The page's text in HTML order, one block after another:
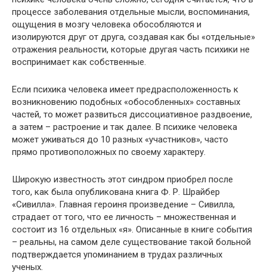
процессе заболевания отдельные мысли, воспоминания,
ощущения в мозгу человека обособляются и
изолируются друг от друга, создавая как бы «отдельные»
отражения реальности, которые другая часть психики не
воспринимает как собственные.
Если психика человека имеет предрасположенность к
возникновению подобных «обособленных» составных
частей, то может развиться диссоциативное раздвоение,
а затем – растроение и так далее. В психике человека
может уживаться до 10 разных «участников», часто
прямо противоположных по своему характеру.
Широкую известность этот синдром приобрел после
того, как была опубликована книга Ф. Р. Шрайбер
«Сивилла». Главная героиня произведение – Сивилла,
страдает от того, что ее личность – множественная и
состоит из 16 отдельных «я». Описанные в книге события
– реальны, на самом деле существование такой больной
подтверждается упоминанием в трудах различных
ученых.